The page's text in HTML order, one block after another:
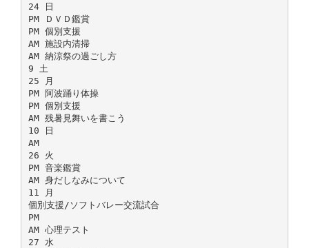
24 日
PM ＤＶＤ鑑賞
PM 個別支援
AM 施設内清掃
AM 納涼祭の過ごし方
9 土
25 月
PM 阿波踊り体操
PM 個別支援
AM 残暑見舞いを書こう
10 日
AM
26 火
PM 音楽鑑賞
AM 身だしなみについて
11 月
個別支援/ソフトバレー交流試合
PM
AM 心理テスト
27 水